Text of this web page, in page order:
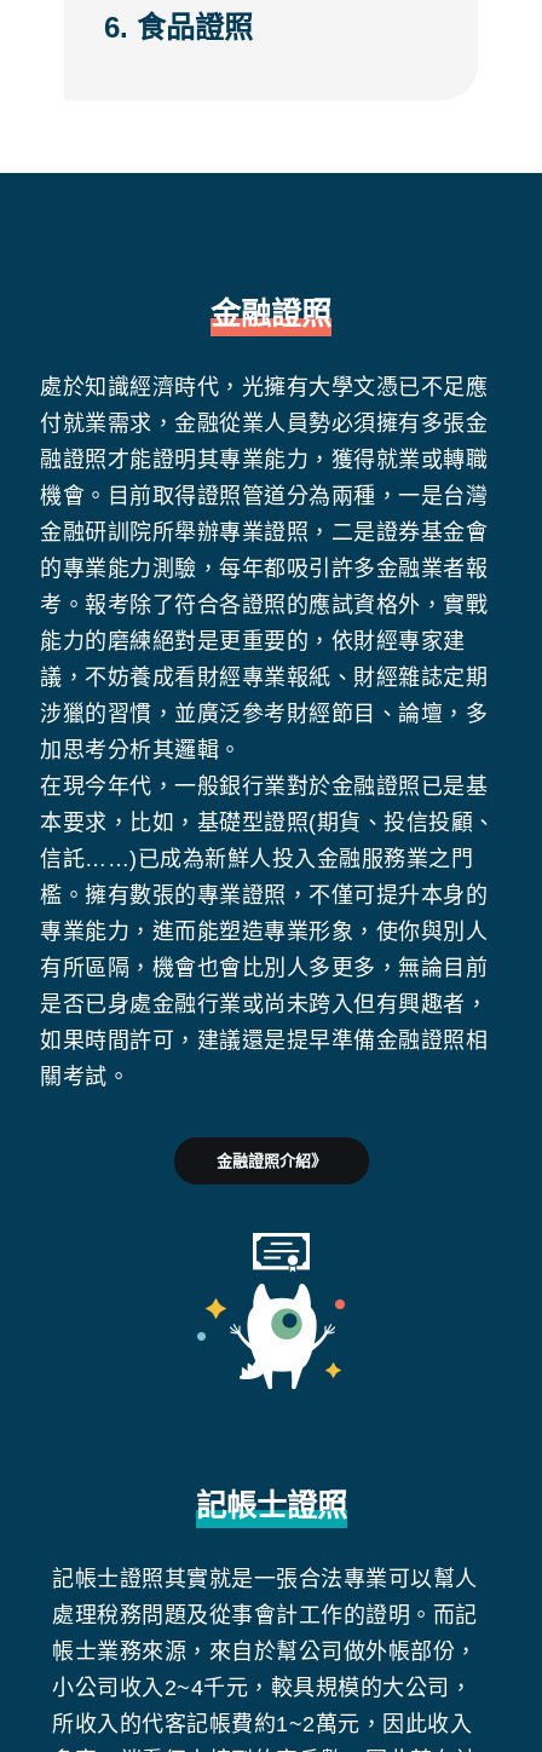
食品證照
金融證照
處於知識經濟時代，光擁有大學文憑已不足應
付就業需求，金融從業人員勢必須擁有多張金
融證照才能證明其專業能力，獲得就業或轉職
機會。目前取得證照管道分為兩種，一是台灣
金融研訓院所舉辦專業證照，二是證券基金會
的專業能力測驗，每年都吸引許多金融業者報
考。報考除了符合各證照的應試資格外，實戰
能力的磨練絕對是更重要的，依財經專家建
議，不妨養成看財經專業報紙、財經雜誌定期
涉獵的習慣，並廣泛參考財經節目、論壇，多
加思考分析其邏輯。
在現今年代，一般銀行業對於金融證照已是基
本要求，比如，基礎型證照(期貨、投信投顧、
信託……)已成為新鮮人投入金融服務業之門
檻。擁有數張的專業證照，不僅可提升本身的
專業能力，進而能塑造專業形象，使你與別人
有所區隔，機會也會比別人多更多，無論目前
是否已身處金融行業或尚未跨入但有興趣者，
如果時間許可，建議還是提早準備金融證照相
關考試。
金融證照介紹》
記帳士證照
記帳士證照其實就是一張合法專業可以幫人
處理稅務問題及從事會計工作的證明。而記
帳士業務來源，來自於幫公司做外帳部份，
小公司收入2~4千元，較具規模的大公司，
所收入的代客記帳費約1~2萬元，因此收入